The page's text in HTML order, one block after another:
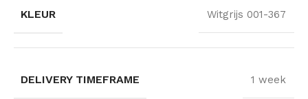
KLEUR Witgrijs 001-367
DELIVERY TIMEFRAME 1 week